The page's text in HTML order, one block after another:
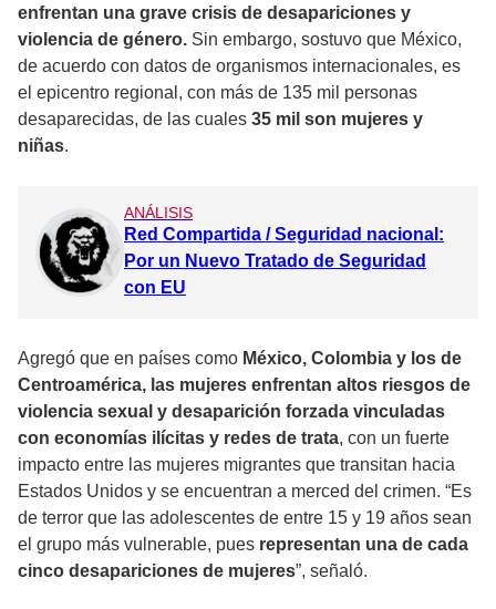
enfrentan una grave crisis de desapariciones y
violencia de género. Sin embargo, sostuvo que México,
de acuerdo con datos de organismos internacionales, es
el epicentro regional, con más de 135 mil personas
desaparecidas, de las cuales 35 mil son mujeres y
niñas.
ANÁLISIS
Red Compartida / Seguridad nacional:
Por un Nuevo Tratado de Seguridad
con EU
Agregó que en países como México, Colombia y los de
Centroamérica, las mujeres enfrentan altos riesgos de
violencia sexual y desaparición forzada vinculadas
con economías ilícitas y redes de trata, con un fuerte
impacto entre las mujeres migrantes que transitan hacia
Estados Unidos y se encuentran a merced del crimen. “Es
de terror que las adolescentes de entre 15 y 19 años sean
el grupo más vulnerable, pues representan una de cada
cinco desapariciones de mujeres”, señaló.